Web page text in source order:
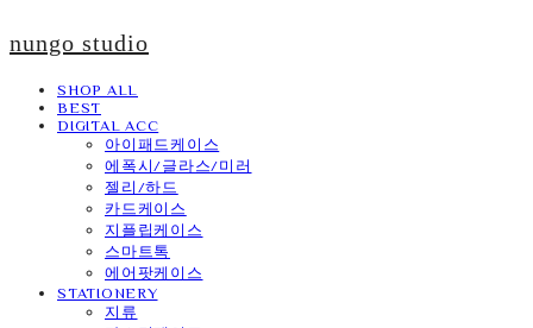
nungo studio
SHOP ALL
BEST
DIGITAL ACC
아이패드케이스
에폭시/글라스/미러
젤리/하드
카드케이스
지플립케이스
스마트톡
에어팟케이스
STATIONERY
지류